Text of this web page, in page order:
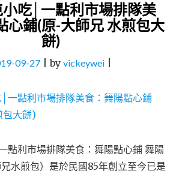
吃│一點利市場排隊美
心鋪(原-大師兄 水煎包大
餅)
09-27|by vickeywei|
點利市場排隊美食：舞陽點心鋪 舞陽
水煎包）是於民國85年創立至今已是